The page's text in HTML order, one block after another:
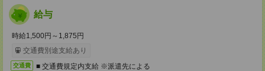
給与
時給1,500円～1,875円
交通費別途支給あり
交通費 ■ 交通費規定内支給 ※派遣先による